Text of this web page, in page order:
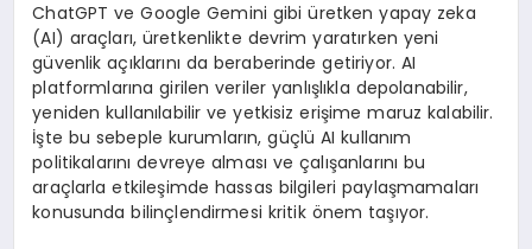
ChatGPT ve Google Gemini gibi üretken yapay zeka
(AI) araçları, üretkenlikte devrim yaratırken yeni
güvenlik açıklarını da beraberinde getiriyor. AI
platformlarına girilen veriler yanlışlıkla depolanabilir,
yeniden kullanılabilir ve yetkisiz erişime maruz kalabilir.
İşte bu sebeple kurumların, güçlü AI kullanım
politikalarını devreye alması ve çalışanlarını bu
araçlarla etkileşimde hassas bilgileri paylaşmamaları
konusunda bilinçlendirmesi kritik önem taşıyor.